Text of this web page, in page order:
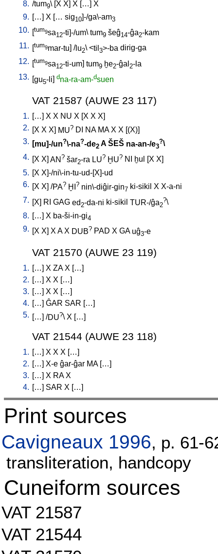
8. /tum9\ [X X] X […] X
9. […] X [… sig10]-/ga\-am3
10. tum9sa12-ti]-/um\tum9 šeĝ14-ĝa2-kam
11.
tum9mar-tu ] / lu2\ <til 3>-ba dirig-ga
12.
tum9sa12-ti-um tum9 ḫe2-ĝal 2-la
13.
gu5-li dna-ra-am-dsuen
VAT 21587 (AUWE 23 117)
1. […] X X NU X [X X X]
2.
X X X MU? DI NA MA X X (X)
3. [mu]-/un?\-na?-de2 A ŠEŠ na-an-/e3
?\
4.
X X AN ? šar2-ra LU? ḪU? NI ḫul X X
5. [X X]-/ni\-in-tu-ud-[X]-ud
6.
X X ] /PA? ḪI ? nin\-diĝir-gin7 ki-sikil X X-a-ni
7.
X RI GAG ed 2-da-ni ki-sikil TUR-/ĝa2
?\
8. […] X ba-ši-in-gi4
9. X X X A X DUB? PAD X GA uĝ3-e
VAT 21570 (AUWE 23 119)
1. […] X ZA X […]
2. […] X X […]
3. […] X X […]
4. […] ĜAR SAR […]
5.
… ] /DU?\X …
VAT 21544 (AUWE 23 118)
1. […] X X X […]
2. […] X-e ĝar-ĝar MA[…]
3. […] X RA X
4. […] SAR X […]
Print sources
Cavigneaux 1996, p. 61-
transliteration, handcopy
Cuneiform sources
VAT 21587
VAT 21544